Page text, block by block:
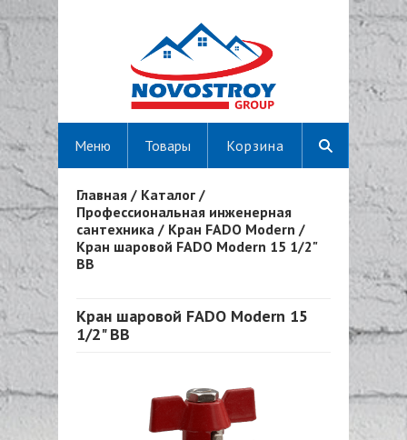
Корзина
Меню Товары
Вы здесь
Главная / Каталог /
Профессиональная инженерная
сантехника / Кран FADO Modern /
Кран шаровой FADO Modern 15 1/2"
ВВ
Кран шаровой FADO Modern 15
1/2" ВВ